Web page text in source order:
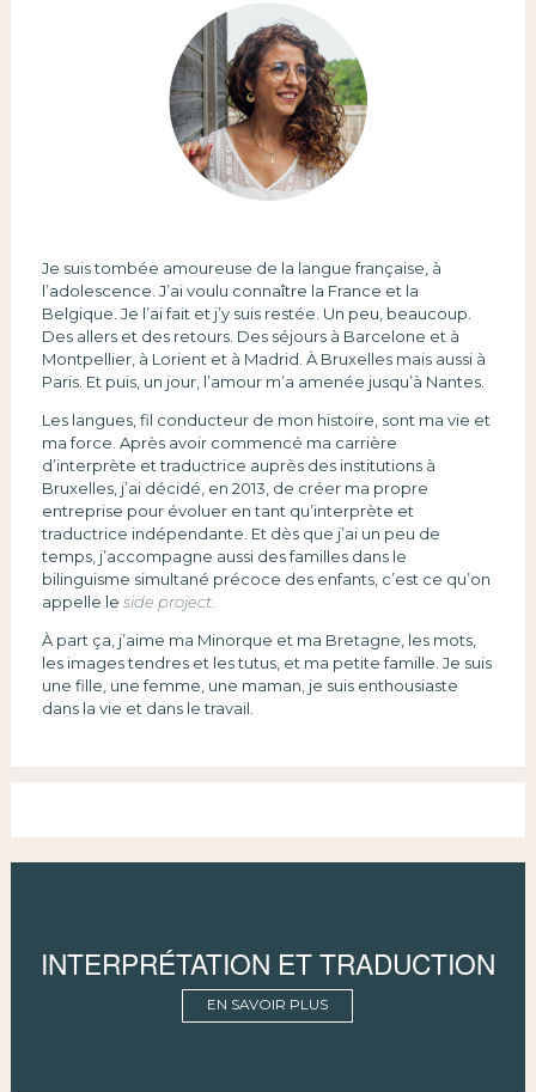
Je suis tombée amoureuse de la langue française, à
l’adolescence. J’ai voulu connaître la France et la
Belgique. Je l’ai fait et j’y suis restée. Un peu, beaucoup.
Des allers et des retours. Des séjours à Barcelone et à
Montpellier, à Lorient et à Madrid. À Bruxelles mais aussi à
Paris. Et puis, un jour, l’amour m’a amenée jusqu’à Nantes.
Les langues, fil conducteur de mon histoire, sont ma vie et
ma force. Après avoir commencé ma carrière
d’interprète et traductrice auprès des institutions à
Bruxelles, j’ai décidé, en 2013, de créer ma propre
entreprise pour évoluer en tant qu’interprète et
traductrice indépendante. Et dès que j’ai un peu de
temps, j’accompagne aussi des familles dans le
bilinguisme simultané précoce des enfants, c’est ce qu’on
appelle le side project.
À part ça, j’aime ma Minorque et ma Bretagne, les mots,
les images tendres et les tutus, et ma petite famille. Je suis
une fille, une femme, une maman, je suis enthousiaste
dans la vie et dans le travail.
INTERPRÉTATION ET TRADUCTION
EN SAVOIR PLUS